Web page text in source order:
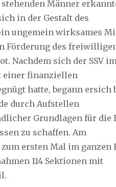
Männer
in der Gestalt des
ungemein wirksames
Förderung des
Nachdem sich der SSV
einer finanziellen
hatte, begann ersich
durch Aufstellen
Grundlagen für die
zu schaffen. Am
zum ersten Mal im ganzen
114 Sektionen mit